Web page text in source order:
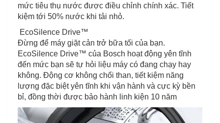
mức tiêu thụ nước được điều chỉnh chính xác. Tiết
kiệm tới 50% nước khi tải nhỏ.
EcoSilence Drive™
Đừng để máy giặt cản trở bữa tối của bạn.
EcoSilence Drive™ của Bosch hoạt động yên tĩnh
đến mức bạn sẽ tự hỏi liệu máy có đang chạy hay
không. Động cơ không chổi than, tiết kiệm năng
lượng đặc biệt yên tĩnh khi vận hành và cực kỳ bền
bỉ, đồng thời được bảo hành linh kiện 10 năm